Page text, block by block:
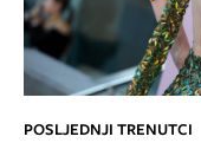
POSLJEDNJI TRENUTCI